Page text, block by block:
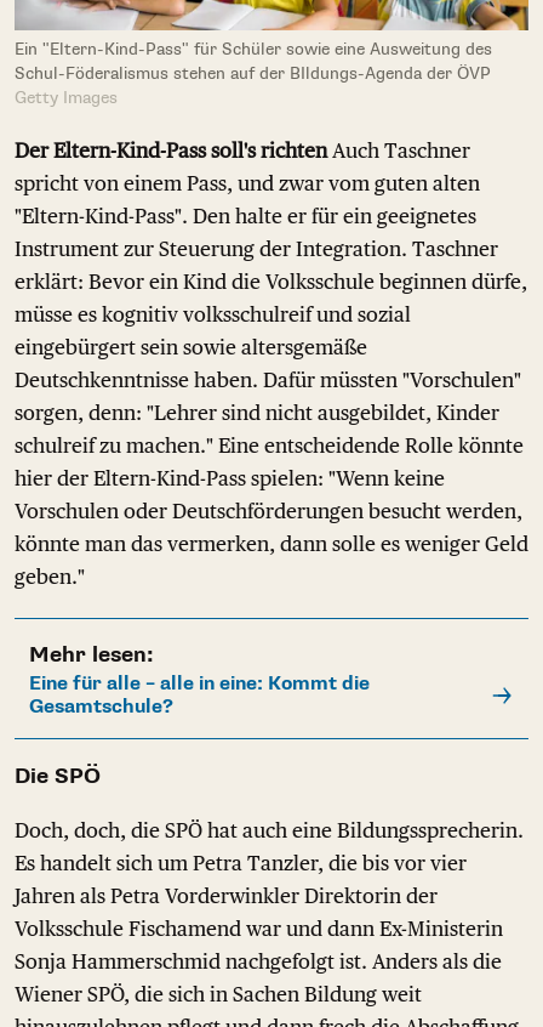
Ein "Eltern-Kind-Pass" für Schüler sowie eine Ausweitung des
Schul-Föderalismus stehen auf der BIldungs-Agenda der ÖVP
Getty Images
Der Eltern-Kind-Pass soll's richtenAuch Taschner
spricht von einem Pass, und zwar vom guten alten
"Eltern-Kind-Pass". Den halte er für ein geeignetes
Instrument zur Steuerung der Integration. Taschner
erklärt: Bevor ein Kind die Volksschule beginnen dürfe,
müsse es kognitiv volksschulreif und sozial
eingebürgert sein sowie altersgemäße
Deutschkenntnisse haben. Dafür müssten "Vorschulen"
sorgen, denn: "Lehrer sind nicht ausgebildet, Kinder
schulreif zu machen." Eine entscheidende Rolle könnte
hier der Eltern-Kind-Pass spielen: "Wenn keine
Vorschulen oder Deutschförderungen besucht werden,
könnte man das vermerken, dann solle es weniger Geld
geben."
Mehr lesen:
Eine für alle – alle in eine: Kommt die
Gesamtschule?
Die SPÖ
Doch, doch, die SPÖ hat auch eine Bildungssprecherin.
Es handelt sich um Petra Tanzler, die bis vor vier
Jahren als Petra Vorderwinkler Direktorin der
Volksschule Fischamend war und dann Ex-Ministerin
Sonja Hammerschmid nachgefolgt ist. Anders als die
Wiener SPÖ, die sich in Sachen Bildung weit